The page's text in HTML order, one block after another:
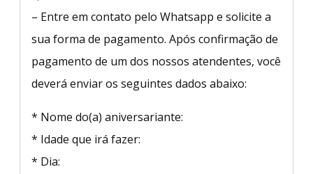
– Entre em contato pelo Whatsapp e solicite a
sua forma de pagamento. Após confirmação de
pagamento de um dos nossos atendentes, você
deverá enviar os seguintes dados abaixo:
* Nome do(a) aniversariante:
* Idade que irá fazer:
* Dia: